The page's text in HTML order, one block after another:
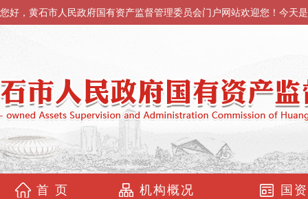
您好，黄石市人民政府国有资产监督管理委员会门户网站欢迎您！今天是
首 页 机构概况 国